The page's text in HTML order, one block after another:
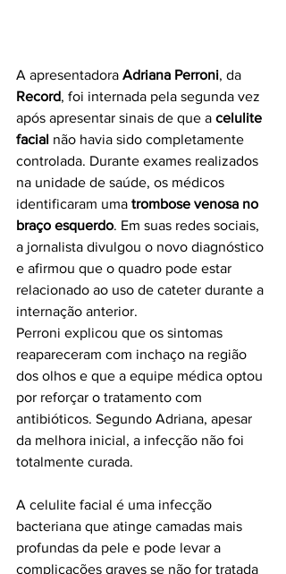
A apresentadora Adriana Perroni, da
Record, foi internada pela segunda vez
após apresentar sinais de que a celulite
facial não havia sido completamente
controlada. Durante exames realizados
na unidade de saúde, os médicos
identificaram uma trombose venosa no
braço esquerdo. Em suas redes sociais,
a jornalista divulgou o novo diagnóstico
e afirmou que o quadro pode estar
relacionado ao uso de cateter durante a
internação anterior.
Perroni explicou que os sintomas
reapareceram com inchaço na região
dos olhos e que a equipe médica optou
por reforçar o tratamento com
antibióticos. Segundo Adriana, apesar
da melhora inicial, a infecção não foi
totalmente curada.
A celulite facial é uma infecção
bacteriana que atinge camadas mais
profundas da pele e pode levar a
complicações graves se não for tratada